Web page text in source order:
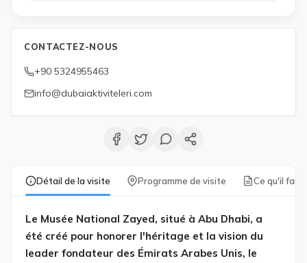
Détail de la visite Programme de visite Ce qu'il faut
Le Musée National Zayed, situé à Abu Dhabi, a
été créé pour honorer l'héritage et la vision du
leader fondateur des Émirats Arabes Unis, le
CONTACTEZ-NOUS
+90 5324955463
info@dubaiaktiviteleri.com